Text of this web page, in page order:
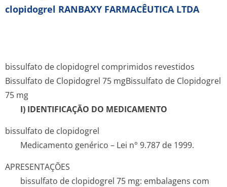
clopidogrel RANBAXY FARMACÊUTICA LTDA
bissulfato de clopidogrel comprimidos revestidos
Bissulfato de Clopidogrel 75 mgBissulfato de Clopidogrel
75 mg
I) IDENTIFICAÇÃO DO MEDICAMENTO
bissulfato de clopidogrel
Medicamento genérico – Lei n° 9.787 de 1999.
APRESENTAÇÕES
bissulfato de clopidogrel 75 mg: embalagens com